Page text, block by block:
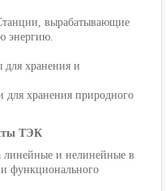
вырабатывающие
энергию.
хранения и
хранения природного
ТЭК
и нелинейные в
функционального